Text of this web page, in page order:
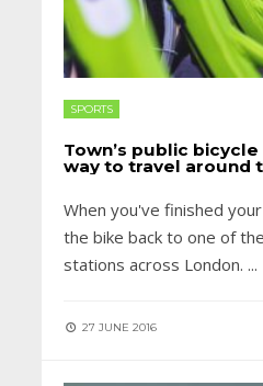
SPORTS
Town’s public
way to travel around
When you've finished
the bike back to one of
stations across London. ...
27 JUNE 2016